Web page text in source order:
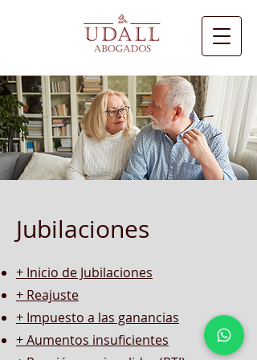
Jubilaciones
+ Inicio de Jubilaciones
+ Reajuste
+ Impuesto a las ganancias
+ Aumentos insuficientes